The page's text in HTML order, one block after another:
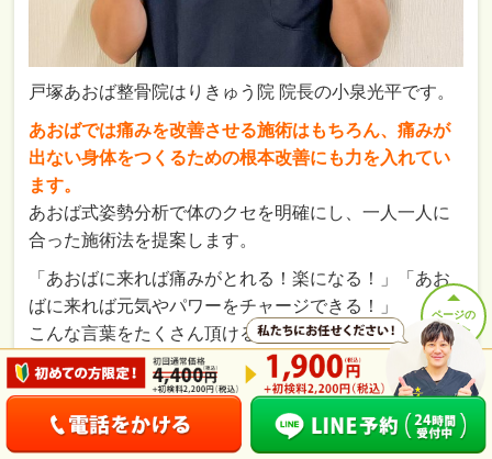
戸塚あおば整骨院はりきゅう院 院長の小泉光平です。
あおばでは痛みを改善させる施術はもちろん、痛みが
出ない身体をつくるための根本改善にも力を入れてい
ます。
あおば式姿勢分析で体のクセを明確にし、一人一人に
合った施術法を提案します。
「あおばに来れば痛みがとれる！楽になる！」「あお
ばに来れば元気やパワーをチャージできる！」
こんな言葉をたくさん頂けるような院づくりをしてい
きますので、身体の事でお困りの際はいつでもお気軽
にご相談下さい。
ページの
先頭へ